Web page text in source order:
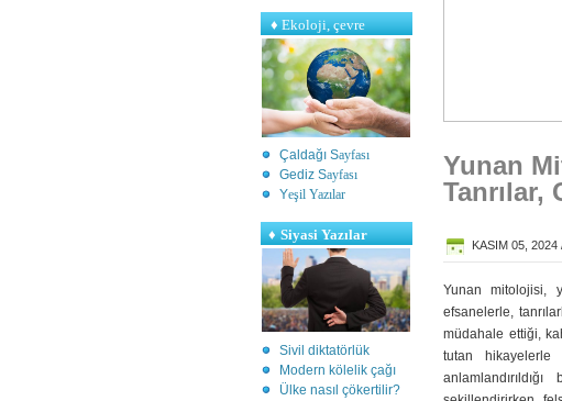
♦Ekoloji, çevre
Çaldağı Sayfası
Gediz Sayfası
Yeşil Yazılar
♦ Siyasi Yazılar
Sivil diktatörlük
Modern kölelik çağı
Ülke nasıl çökertilir?
Yunan
Tanrılar,
KASIM 05, 2024
Yunan mitolojisi,
efsanelerle,
müdahale ettiği,
tutan hikayelerle